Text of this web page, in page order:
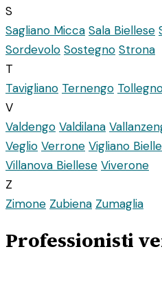
S
Sagliano Micca Sala Biellese
Sordevolo Sostegno Strona
T
Tavigliano Ternengo
V
Valdengo Valdilana
Veglio Verrone Vigliano
Villanova Biellese Viverone
Z
Zimone Zubiena Zumaglia
Professionisti